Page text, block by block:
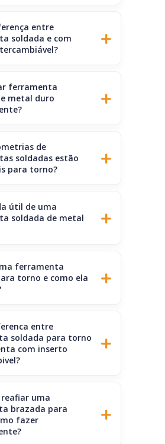
entre
soldada e com
ferramenta
metal duro
de
soldadas estão
para torno?
útil de uma
soldada de metal
ferramenta
torno e como ela
entre
soldada para torno
com inserto
reafiar uma
brazada para
fazer